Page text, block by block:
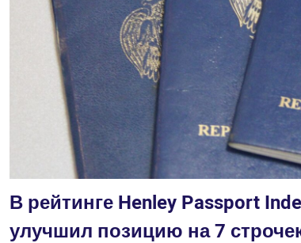
В рейтинге Henley Passport
улучшил позицию на 7